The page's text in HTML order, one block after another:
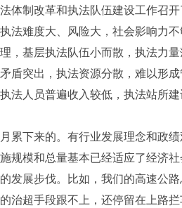
体制改革和执法队伍建设工作召
法难度大、风险大，社会影响力
，基层执法队伍小而散，执法力
盾突出，执法资源分散，难以形
法人员普遍收入较低，执法站所
下来的。有行业发展理念和政
规模和总量基本已经适应了经济
发展步伐。比如，我们的高速公
治超手段跟不上，还停留在上路